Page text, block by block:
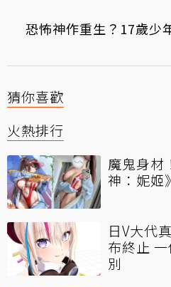
恐怖神作重生？17歲少
猜你喜歡
火熱排行
魔鬼身材
神：妮姬
日V大代
布終止
別